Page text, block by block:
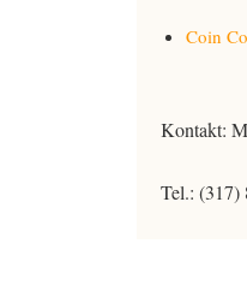
Coin
Kontakt:
Tel.: (317)